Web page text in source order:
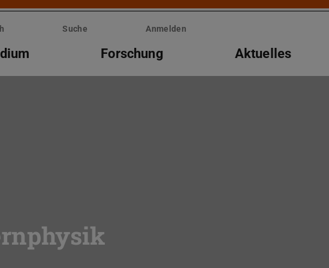
Suche Anmelden
Forschung Aktuelles